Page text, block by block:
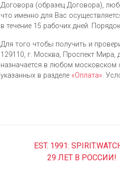
Договора (образец Договора),
что именно для Вас
в течение 15 рабочих дней.
Для того чтобы получить и
129110, г. Москва, Проспект Мира,
назначается в любом
указанных в разделе «Оплата».
EST. 1991:
29 ЛЕТ В РОССИИ!